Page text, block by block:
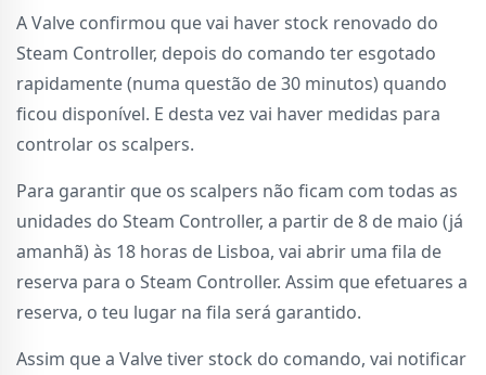
A Valve confirmou que vai haver stock renovado do
Steam Controller, depois do comando ter esgotado
rapidamente (numa questão de 30 minutos) quando
ficou disponível. E desta vez vai haver medidas para
controlar os scalpers.
Para garantir que os scalpers não ficam com todas as
unidades do Steam Controller, a partir de 8 de maio (já
amanhã) às 18 horas de Lisboa, vai abrir uma fila de
reserva para o Steam Controller. Assim que efetuares a
reserva, o teu lugar na fila será garantido.
Assim que a Valve tiver stock do comando, vai notificar